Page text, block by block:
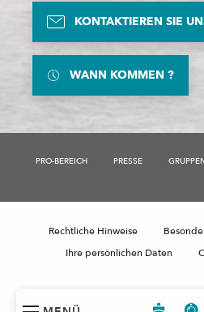
KONTAKTIEREN SIE
WANN KOMMEN ?
PRO-BEREICH PRESSE
Rechtliche Hinweise
Ihre persönlichen Daten